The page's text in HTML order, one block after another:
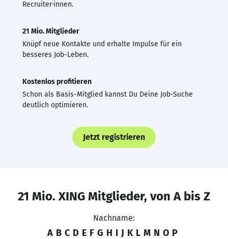
Recruiter·innen.
21 Mio. Mitglieder
Knüpf neue Kontakte und erhalte Impulse für ein
besseres Job-Leben.
Kostenlos profitieren
Schon als Basis-Mitglied kannst Du Deine Job-Suche
deutlich optimieren.
Jetzt registrieren
21 Mio. XING Mitglieder, von A bis Z
Nachname:
A B C D E F G H I J K L M N O P